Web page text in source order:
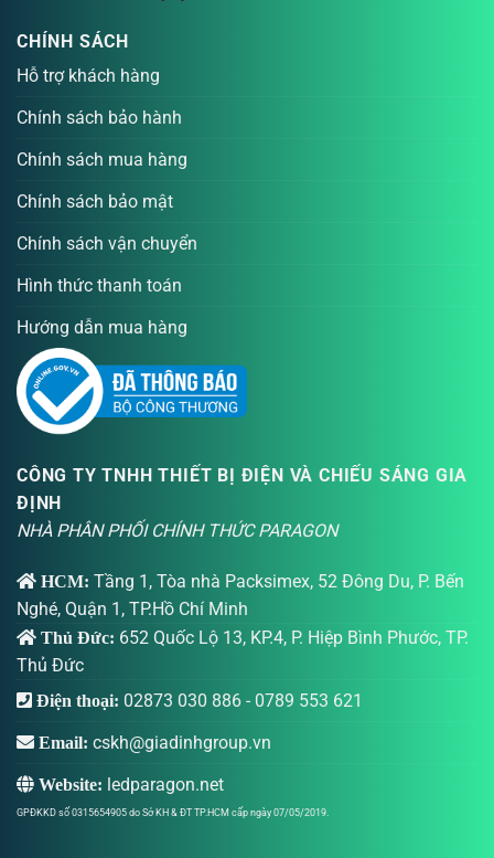
CHÍNH SÁCH
Hỗ trợ khách hàng
Chính sách bảo hành
Chính sách mua hàng
Chính sách bảo mật
Chính sách vận chuyển
Hình thức thanh toán
Hướng dẫn mua hàng
CÔNG TY TNHH THIẾT BỊ ĐIỆN VÀ CHIẾU SÁNG GIA
ĐỊNH
NHÀ PHÂN PHỐI CHÍNH THỨC PARAGON
HCM: Tầng 1, Tòa nhà Packsimex, 52 Đông Du, P. Bến
Nghé, Quận 1, TP.Hồ Chí Minh
Thủ Đức: 652 Quốc Lộ 13, KP.4, P. Hiệp Bình Phước, TP.
Thủ Đức
Điện thoại: 02873 030 886 - 0789 553 621
Email: cskh@giadinhgroup.vn
Website: ledparagon.net
GPĐKKD số 0315654905 do Sở KH & ĐT TP.HCM cấp ngày 07/05/2019.